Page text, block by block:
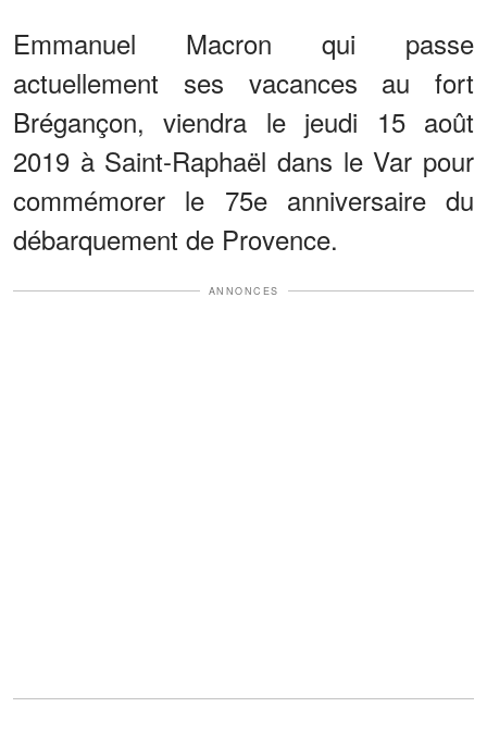
Emmanuel Macron qui passe
actuellement ses vacances au fort
Brégançon, viendra le jeudi 15 août
2019 à Saint-Raphaël dans le Var pour
commémorer le 75e anniversaire du
débarquement de Provence.
ANNONCES